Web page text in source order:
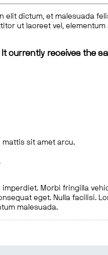
dictum, et malesuada
ut laoreet vel,
currently receives the
mattis sit amet arcu.
Morbi fringilla
eget. Nulla facilisi.
malesuada.